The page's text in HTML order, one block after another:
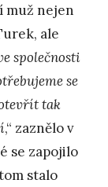
muž nejen
ale
společnosti
se
tak
,“ zaznělo v
se zapojilo
stalo